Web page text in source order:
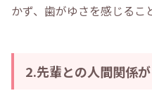
かず、歯がゆさを感じるこ
2.先輩との人間関係